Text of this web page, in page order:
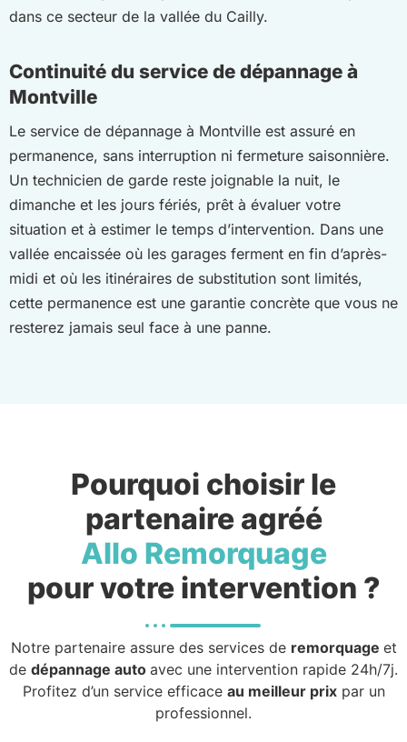
dans ce secteur de la vallée du Cailly.
Continuité du service de dépannage à
Montville
Le service de dépannage à Montville est assuré en
permanence, sans interruption ni fermeture saisonnière.
Un technicien de garde reste joignable la nuit, le
dimanche et les jours fériés, prêt à évaluer votre
situation et à estimer le temps d’intervention. Dans une
vallée encaissée où les garages ferment en fin d’après-
midi et où les itinéraires de substitution sont limités,
cette permanence est une garantie concrète que vous ne
resterez jamais seul face à une panne.
Pourquoi choisir le
partenaire agréé
Allo Remorquage
pour votre intervention ?
Notre partenaire assure des services de remorquage et
de dépannage auto avec une intervention rapide 24h/7j.
Profitez d’un service efficace au meilleur prixpar un
professionnel.